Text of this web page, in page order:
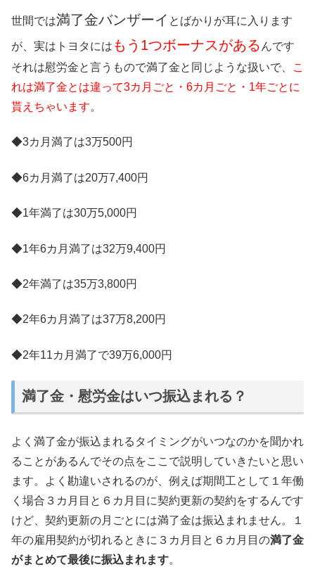
世間では満了金バンザーイ とばかりが耳に入ります
が、実はトヨタには もう1つボーナスがある んです
それは慰労金と言うもので満了金と同じような扱いで、
こ
れは満了金とは違って3カ月ごと・6カ月ごと・1年ごとに
貰えちゃいます。
◆3カ月満了は3万500円
◆6カ月満了は20万7,400円
◆1年満了は30万5,000円
◆1年6カ月満了は32万9,400円
◆2年満了は35万3,800円
◆2年6カ月満了は37万8,200円
◆2年11カ月満了で39万6,000円
満了金・慰労金はいつ振込まれる？
よく満了金が振込まれるタイミングがいつなのかを聞かれ
ることがあるんでその点をここで説明していきたいと思い
ます。よく勘違いされるのが、例えば期間工として１年働
く場合３カ月目と６カ月目に契約更新の契約をするんです
けど、契約更新の月ごとには満了金は振込まれません。１
年の雇用契約が切れるときに３カ月目と６カ月目の満了金
がまとめて最後に振込まれます。